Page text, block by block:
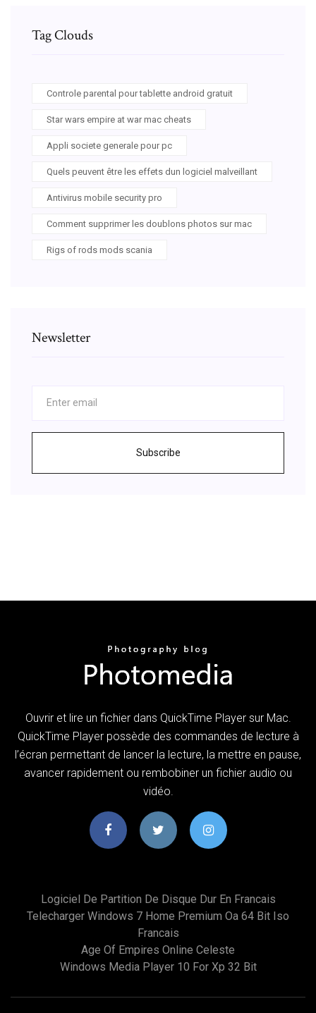
Tag Clouds
Controle parental pour tablette android gratuit
Star wars empire at war mac cheats
Appli societe generale pour pc
Quels peuvent être les effets dun logiciel malveillant
Antivirus mobile security pro
Comment supprimer les doublons photos sur mac
Rigs of rods mods scania
Newsletter
Subscribe
Ouvrir et lire un fichier dans QuickTime Player sur Mac.
QuickTime Player possède des commandes de lecture à
l’écran permettant de lancer la lecture, la mettre en pause,
avancer rapidement ou rembobiner un fichier audio ou
vidéo.
Logiciel De Partition De Disque Dur En Francais
Telecharger Windows 7 Home Premium Oa 64 Bit Iso
Francais
Age Of Empires Online Celeste
Windows Media Player 10 For Xp 32 Bit